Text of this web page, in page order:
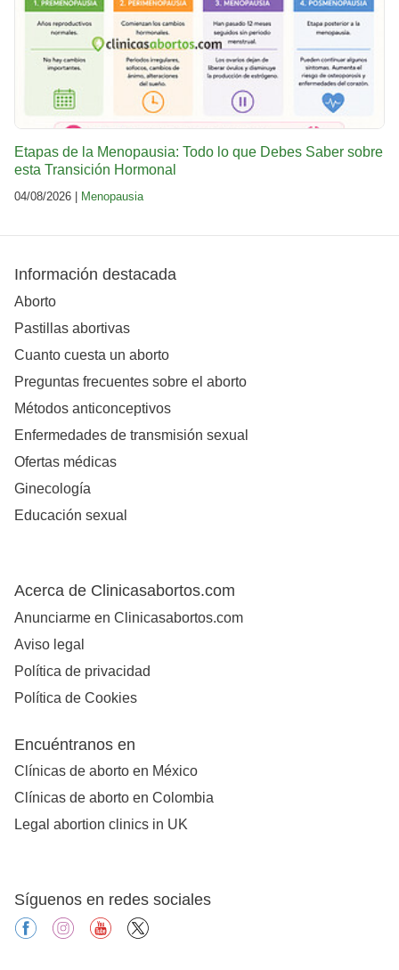
Etapas de la Menopausia: Todo lo que Debes Saber sobre
esta Transición Hormonal
04/08/2026 | Menopausia
Información destacada
Aborto
Pastillas abortivas
Cuanto cuesta un aborto
Preguntas frecuentes sobre el aborto
Métodos anticonceptivos
Enfermedades de transmisión sexual
Ofertas médicas
Ginecología
Educación sexual
Acerca de Clinicasabortos.com
Anunciarme en Clinicasabortos.com
Aviso legal
Política de privacidad
Política de Cookies
Encuéntranos en
Clínicas de aborto en México
Clínicas de aborto en Colombia
Legal abortion clinics in UK
Síguenos en redes sociales
facebookinstagramyoutube